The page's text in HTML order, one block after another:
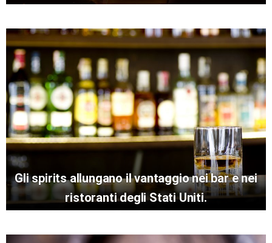
Gli spirits allungano il vantaggio nei bar e nei
ristoranti degli Stati Uniti.